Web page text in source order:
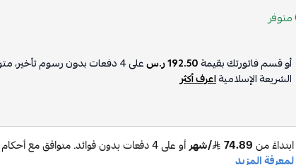
متوفر
أو قسم فاتورتك بقيمة192.50 ر.س على4دفعات بدون رسوم تأخير،
الشريعة الإسلاميةاعرف أكثر